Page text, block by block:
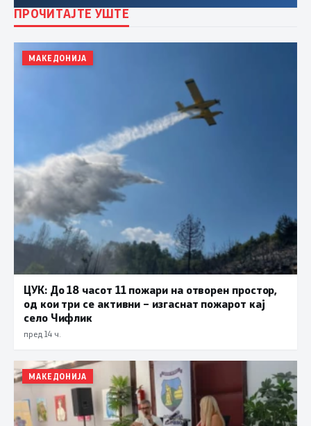
ПРОЧИТАЈТЕ УШТЕ
МАКЕДОНИЈА
ЦУК: До 18 часот 11 пожари на отворен простор,
од кои три се активни – изгаснат пожарот кај
село Чифлик
пред 14 ч.
МАКЕДОНИЈА